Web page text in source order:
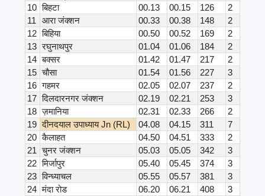
10 बिहटा 00.13 00.15 126
2
11
आरा जंक्शन 00.33 00.38 148
2
12 बिहिया 00.50 00.52 169
2
13 रघुनाथपुर 01.04 01.06 184
2
14 बक्सर 01.42 01.47 217
2
15 चौसा 01.54 01.56 227
3
16 गहमर 02.05 02.07 237
2
17 दिलदारनगर जंक्शन 02.19 02.21 253
3
18 ज़मानिया 02.31 02.33 266
2
19 दीनदयाल उपाध्याय Jn (RL) 04.08 04.15 311
7
20 कैलाहत 04.50 04.51 333
2
21 चुनर जंक्शन 05.03 05.05 342
3
22 मिर्जापुर 05.40 05.45 374
3
23 विन्ध्याचल 05.55 05.57 381
3
24 मंदा रोड 06.20 06.21 408
3